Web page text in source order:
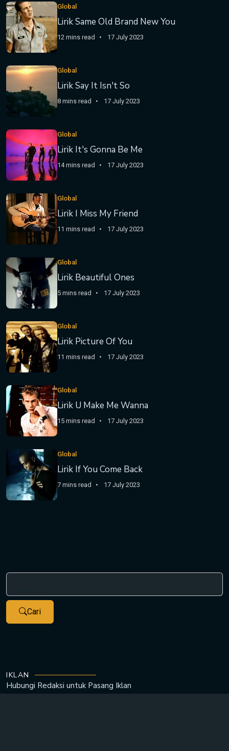
Global
Lirik Same Old Brand New You
12 mins read 17 July 2023
Global
Lirik Say It Isn't So
8 mins read 17 July 2023
Global
Lirik It's Gonna Be Me
14 mins read 17 July 2023
Global
Lirik I Miss My Friend
11 mins read 17 July 2023
Global
Lirik Beautiful Ones
5 mins read 17 July 2023
Global
Lirik Picture Of You
11 mins read 17 July 2023
Global
Lirik U Make Me Wanna
15 mins read 17 July 2023
Global
Lirik If You Come Back
7 mins read 17 July 2023
Cari
IKLAN
Hubungi Redaksi untuk Pasang Iklan